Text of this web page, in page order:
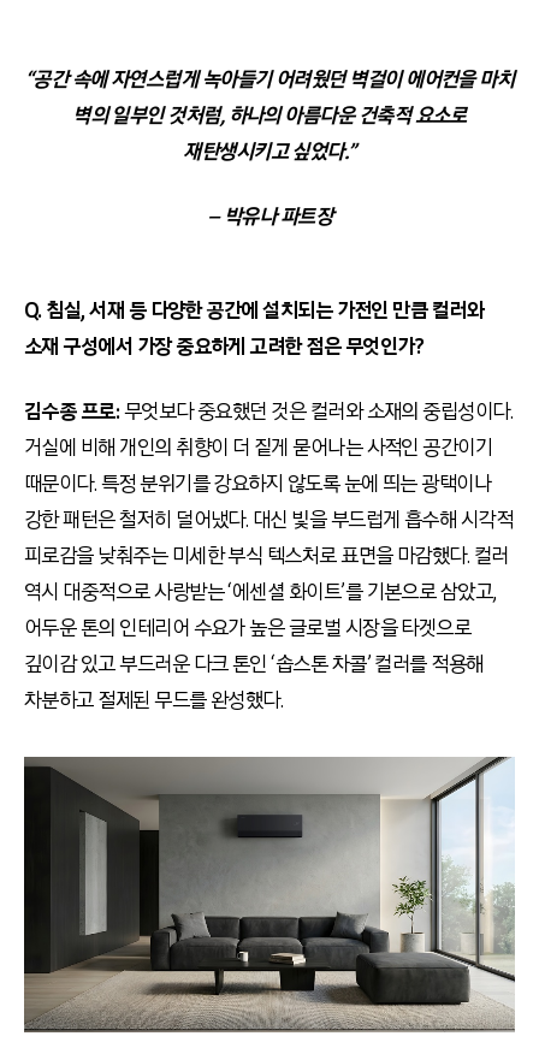
“공간 속에 자연스럽게 녹아들기 어려웠던 벽걸이 에어컨을 마치
벽의 일부인 것처럼, 하나의 아름다운 건축적 요소로
재탄생시키고 싶었다.”
– 박유나 파트장
Q. 침실, 서재 등 다양한 공간에 설치되는 가전인 만큼 컬러와
소재 구성에서 가장 중요하게 고려한 점은 무엇인가?
김수종 프로:무엇보다 중요했던 것은 컬러와 소재의 중립성이다.
거실에 비해 개인의 취향이 더 짙게 묻어나는 사적인 공간이기
때문이다. 특정 분위기를 강요하지 않도록 눈에 띄는 광택이나
강한 패턴은 철저히 덜어냈다. 대신 빛을 부드럽게 흡수해 시각적
피로감을 낮춰주는 미세한 부식 텍스처로 표면을 마감했다. 컬러
역시 대중적으로 사랑받는 ‘에센셜 화이트’를 기본으로 삼았고,
어두운 톤의 인테리어 수요가 높은 글로벌 시장을 타겟으로
깊이감 있고 부드러운 다크 톤인 ‘솝스톤 차콜’ 컬러를 적용해
차분하고 절제된 무드를 완성했다.